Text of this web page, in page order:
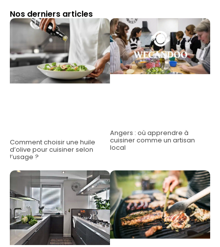
Nos derniers articles
Comment choisir une huile
d’olive pour cuisiner selon
l’usage ?
Angers : où apprendre à
cuisiner comme un artisan
local